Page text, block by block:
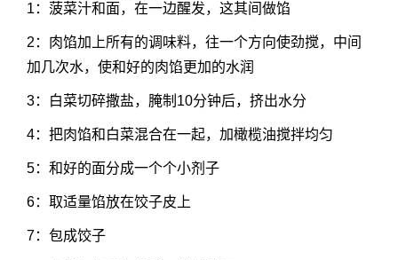
1：菠菜汁和面，在一边醒发，这其间做馅
2：肉馅加上所有的调味料，往一个方向使劲搅，中间
加几次水，使和好的肉馅更加的水润
3：白菜切碎撒盐，腌制10分钟后，挤出水分
4：把肉馅和白菜混合在一起，加橄榄油搅拌均匀
5：和好的面分成一个个小剂子
6：取适量馅放在饺子皮上
7：包成饺子